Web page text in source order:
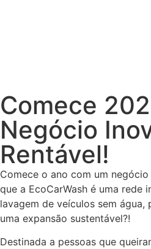
Comece
Negócio
Rentável!
Comece o ano com um
que a EcoCarWash é uma rede
lavagem de veículos sem água,
uma expansão sustentável?!
Destinada a pessoas que